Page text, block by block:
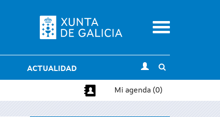
Menu
ACTUALIDAD
search
Mi agenda (0)